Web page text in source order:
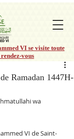
VI se visite toute
vous
Ramadan 1447H-
wa
VI de Saint-